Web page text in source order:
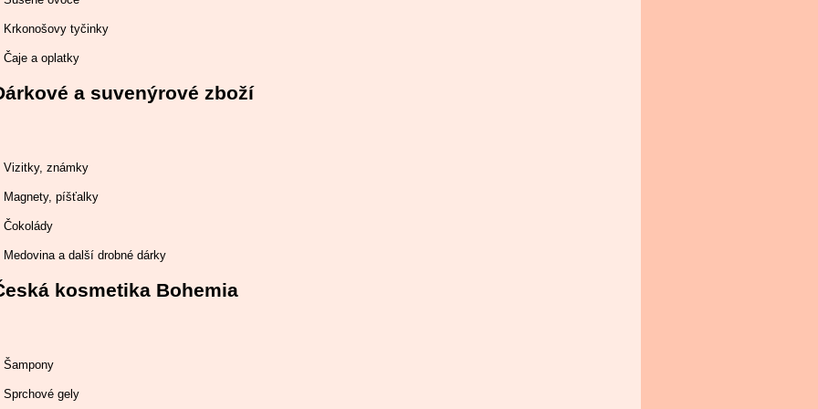
Krkonošovy tyčinky
Čaje a oplatky
a suvenýrové zboží
Vizitky, známky
Magnety, píšťalky
Čokolády
Medovina a další drobné dárky
kosmetika Bohemia
Šampony
Sprchové gely